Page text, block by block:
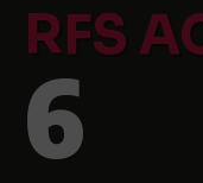
RFS
6